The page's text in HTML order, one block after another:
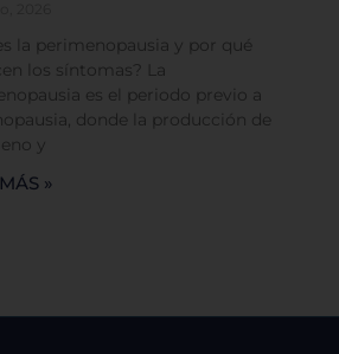
la perimenopausia y por qué
los síntomas? La
es el periodo previo a
donde la producción de
y
»